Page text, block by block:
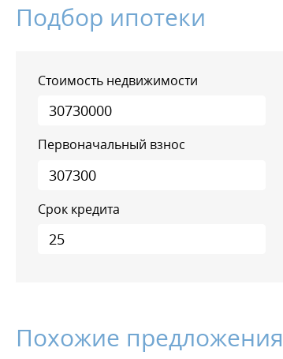
Подбор ипотеки
Стоимость недвижимости
Первоначальный взнос
Срок кредита
Похожие предложения